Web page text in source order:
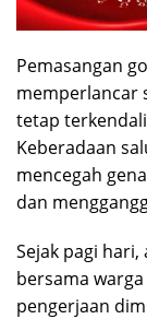
Pemasangan
memperlancar
tetap
Keberadaan
mencegah
dan
Sejak pagi
bersama
pengerjaan